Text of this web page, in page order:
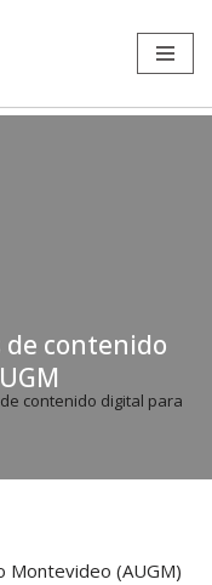
de contenido
contenido digital para
Montevideo (AUGM)